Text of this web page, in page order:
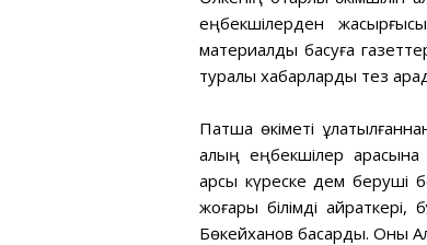
еңбекшілерден
материалды басуға
туралы хабарларды тез
Патша өкіметі
қалың еңбекшілер арасына
қарсы күреске дем беруші
жоғары білімді
Бөкейханов басқарды. Оны